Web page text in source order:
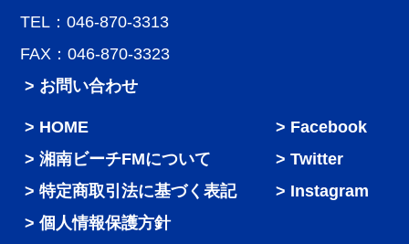
TEL：046-870-3313
FAX：046-870-3323
> お問い合わせ
HOME
湘南ビーチFMについて
特定商取引法に基づく表記
個人情報保護方針
Facebook
Twitter
Instagram